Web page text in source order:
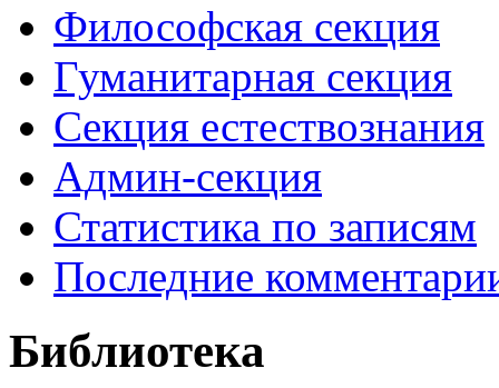
Философская секция
Гуманитарная секция
Секция естествознания
Админ-секция
Статистика по записям
Последние
Библиотека